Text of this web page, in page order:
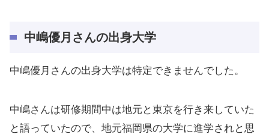
中嶋優月さんの出身大学
中嶋優月さんの出身大学は特定できませんでした。
中嶋さんは研修期間中は地元と東京を行き来していた
と語っていたので、地元福岡県の大学に進学されと思